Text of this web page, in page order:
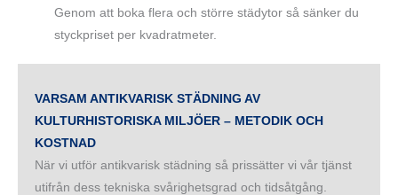
Genom att boka flera och större städytor så sänker du
styckpriset per kvadratmeter.
VARSAM ANTIKVARISK STÄDNING AV
KULTURHISTORISKA MILJÖER – METODIK OCH
KOSTNAD
När vi utför antikvarisk städning så prissätter vi vår tjänst
utifrån dess tekniska svårighetsgrad och tidsåtgång.